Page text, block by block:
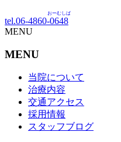
tel.06-4860-0648
おーむしば
MENU
MENU
当院について
治療内容
交通アクセス
採用情報
スタッフブログ